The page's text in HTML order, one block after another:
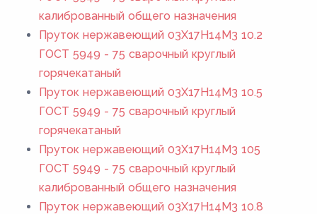
калиброванный общего назначения
Пруток нержавеющий 03Х17Н14М3 10.2
ГОСТ 5949 - 75 сварочный круглый
горячекатаный
Пруток нержавеющий 03Х17Н14М3 10.5
ГОСТ 5949 - 75 сварочный круглый
горячекатаный
Пруток нержавеющий 03Х17Н14М3 105
ГОСТ 5949 - 75 сварочный круглый
калиброванный общего назначения
Пруток нержавеющий 03Х17Н14М3 10.8